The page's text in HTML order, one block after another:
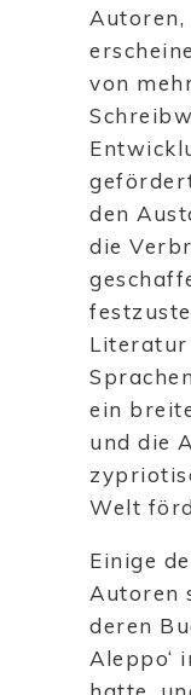
Autoren,
von
den
die
Literatur
ein
und die
Welt
Einige
Autoren
deren
Aleppo‘